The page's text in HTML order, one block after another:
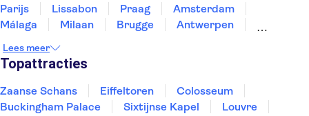
Parijs
Lissabon Praag
Amsterdam
Málaga
Milaan Brugge
Antwerpen
Eindhoven
Lees meer
Topattracties
Zaanse Schans Eiffeltoren
Colosseum
Buckingham Palace
Sixtijnse Kapel
Louvre